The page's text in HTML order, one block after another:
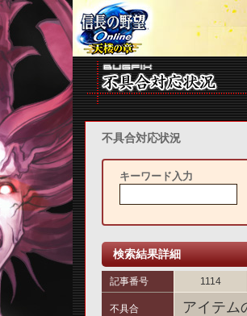
不具合対応状況
キーワード入力
検索結果詳細
記事番号 1114
不具合
アイテム